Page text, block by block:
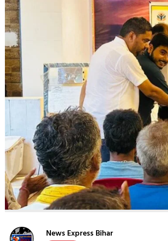
News Express Bihar